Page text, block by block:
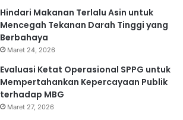
Hindari Makanan Terlalu Asin untuk
Mencegah Tekanan Darah Tinggi yang
Berbahaya
Maret 24, 2026
Evaluasi Ketat Operasional SPPG untuk
Mempertahankan Kepercayaan Publik
terhadap MBG
Maret 27, 2026